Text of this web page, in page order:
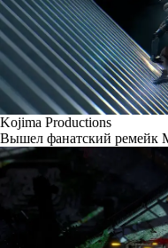
Kojima Productions
Вышел фанатский ремейк